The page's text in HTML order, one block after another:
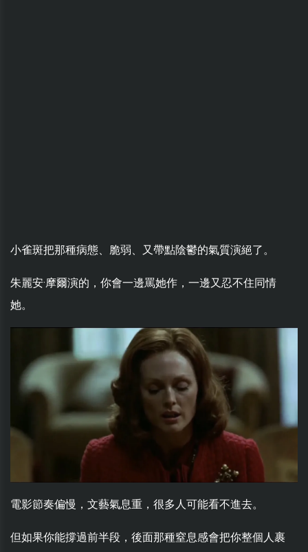
小雀斑把那種病態、脆弱、又帶點陰鬱的氣質演絕了。
朱麗安·摩爾演的，你會一邊罵她作，一邊又忍不住同情
她。
電影節奏偏慢，文藝氣息重，很多人可能看不進去。
但如果你能撐過前半段，後面那種窒息感會把你整個人裹